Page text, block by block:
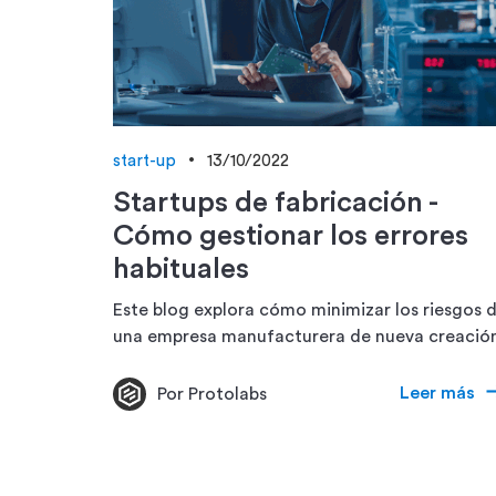
start-up 13/10/2022
Startups de fabricación -
Cómo gestionar los errores
habituales
Este blog explora cómo minimizar los riesgos
una empresa manufacturera de nueva
Por Protolabs Leer más